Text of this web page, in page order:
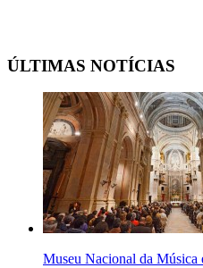
ÚLTIMAS NOTÍCIAS
Museu Nacional da Música